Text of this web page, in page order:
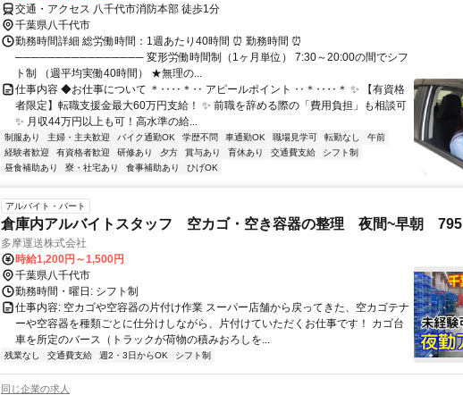
交通・アクセス 八千代市消防本部 徒歩1分
千葉県八千代市
勤務時間詳細 総労働時間：1週あたり40時間 ⏰ 勤務時間 ⏰
──────────────── 変形労働時間制（1ヶ月単位） 7:30～20:00の間でシフ
ト制 （週平均実働40時間） ★無理の...
仕事内容 ◆お仕事について ＊‥‥＊‥ アピールポイント ‥＊‥‥＊ ✨ 【有資格
者限定】転職支援金最大60万円支給！ ✨ 前職を辞める際の「費用負担」も相談可
✨ 月収44万円以上も可！高水準の給...
制服あり 主婦・主夫歓迎 バイク通勤OK 学歴不問 車通勤OK 職場見学可 転勤なし
午前
経験者歓迎
有資格者歓迎 研修あり 夕方 賞与あり 育休あり 交通費支給
シフト制
昼食補助あり
寮・社宅あり 食事補助あり ひげOK
アルバイト・パート
倉庫内アルバイトスタッフ 空カゴ・空き容器の整理 夜間~早朝 795
多摩運送株式会社
時給1,200円～1,500円
千葉県八千代市
勤務時間・曜日: シフト制
仕事内容: 空カゴや空容器の片付け作業 スーパー店舗から戻ってきた、空カゴテナ
ーや空容器を種類ごとに仕分けしながら、片付けていただくお仕事です！ カゴ台
車を所定のバース（トラックが荷物の積みおろしを...
残業なし 交通費支給 週2・3日からOK シフト制
同じ企業の求人